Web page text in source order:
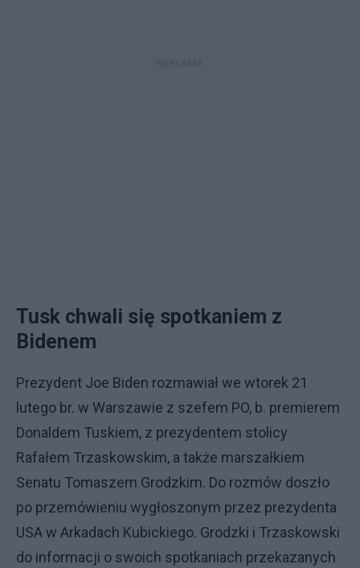
Tusk chwali się spotkaniem z
Bidenem
Prezydent Joe Biden rozmawiał we wtorek 21
lutego br. w Warszawie z szefem PO, b. premierem
Donaldem Tuskiem, z prezydentem stolicy
Rafałem Trzaskowskim, a także marszałkiem
Senatu Tomaszem Grodzkim. Do rozmów doszło
po przemówieniu wygłoszonym przez prezydenta
USA w Arkadach Kubickiego. Grodzki i Trzaskowski
do informacji o swoich spotkaniach przekazanych